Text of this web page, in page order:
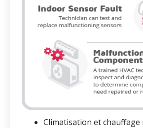
Climatisation et chauffage